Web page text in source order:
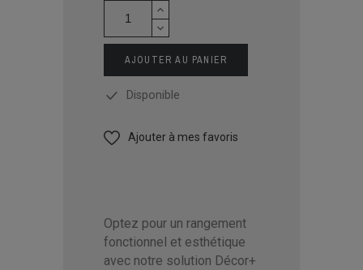
AJOUTER AU PANIER
Disponible
Ajouter à mes favoris
Optez pour un rangement
fonctionnel et esthétique
avec notre solution Décor+